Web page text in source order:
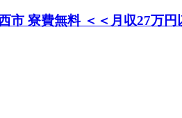
寮費無料 ＜＜月収27万円